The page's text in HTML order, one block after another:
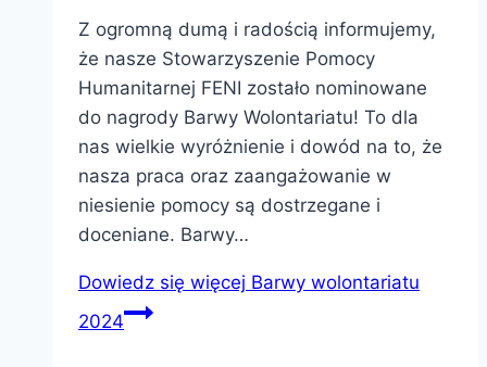
Z ogromną dumą i radością informujemy,
że nasze Stowarzyszenie Pomocy
Humanitarnej FENI zostało nominowane
do nagrody Barwy Wolontariatu! To dla
nas wielkie wyróżnienie i dowód na to, że
nasza praca oraz zaangażowanie w
niesienie pomocy są dostrzegane i
doceniane. Barwy…
Dowiedz się więcej Barwy wolontariatu
2024